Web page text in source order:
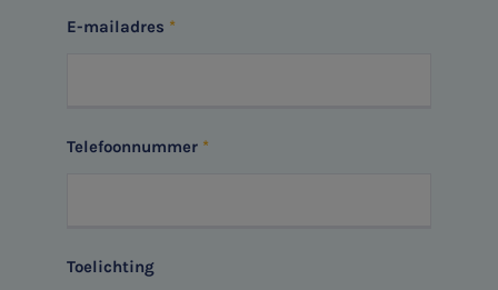
E-commerce
E-mailadres
Telefoonnummer
Toelichting